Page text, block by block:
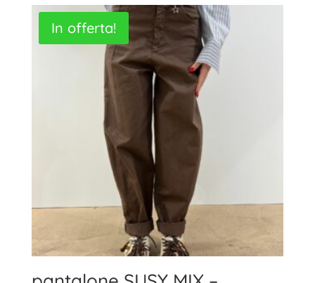
In offerta!